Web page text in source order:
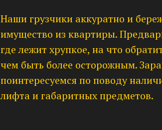
Наши грузчики аккуратно и
имущество из квартиры.
где лежит хрупкое, на что
чем быть более осторожным.
поинтересуемся по поводу
лифта и габаритных предметов.